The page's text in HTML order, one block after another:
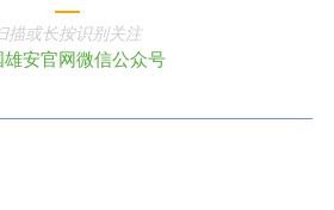
描或长按识别关注
雄安官网微信公众号